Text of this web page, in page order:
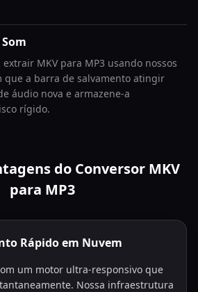
MKV para MP3 usando nossos
que a barra de salvamento atingir
áudio nova e armazene-a
rígido.
do Conversor MKV
para MP3
Rápido em Nuvem
um motor ultra-responsivo que
Nossa infraestrutura